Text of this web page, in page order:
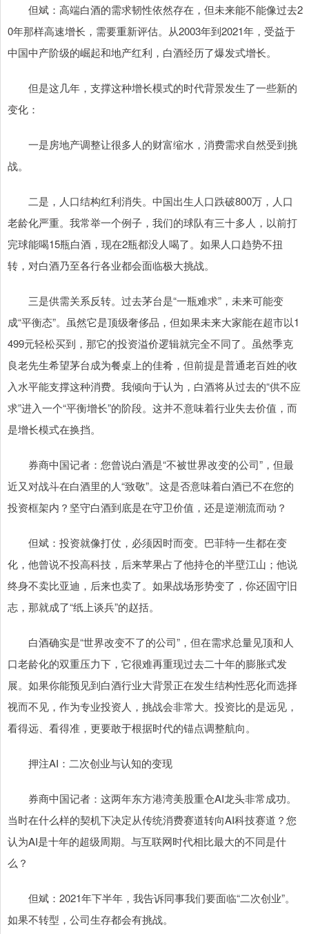
但斌：高端白酒的需求韧性依然存在，但未来能不能像过去2
0年那样高速增长，需要重新评估。从2003年到2021年，受益于
中国中产阶级的崛起和地产红利，白酒经历了爆发式增长。
但是这几年，支撑这种增长模式的时代背景发生了一些新的
变化：
一是房地产调整让很多人的财富缩水，消费需求自然受到挑
战。
二是，人口结构红利消失。中国出生人口跌破800万，人口
老龄化严重。我常举一个例子，我们的球队有三十多人，以前打
完球能喝15瓶白酒，现在2瓶都没人喝了。如果人口趋势不扭
转，对白酒乃至各行各业都会面临极大挑战。
三是供需关系反转。过去茅台是“一瓶难求”，未来可能变
成“平衡态”。虽然它是顶级奢侈品，但如果未来大家能在超市以1
499元轻松买到，那它的投资溢价逻辑就完全不同了。虽然季克
良老先生希望茅台成为餐桌上的佳肴，但前提是普通老百姓的收
入水平能支撑这种消费。我倾向于认为，白酒将从过去的“供不应
求”进入一个“平衡增长”的阶段。这并不意味着行业失去价值，而
是增长模式在换挡。
券商中国记者：您曾说白酒是“不被世界改变的公司”，但最
近又对战斗在白酒里的人“致敬”。这是否意味着白酒已不在您的
投资框架内？坚守白酒到底是在守卫价值，还是逆潮流而动？
但斌：投资就像打仗，必须因时而变。巴菲特一生都在变
化，他曾说不投高科技，后来苹果占了他持仓的半壁江山；他说
终身不卖比亚迪，后来也卖了。如果战场形势变了，你还固守旧
志，那就成了“纸上谈兵”的赵括。
白酒确实是“世界改变不了的公司”，但在需求总量见顶和人
口老龄化的双重压力下，它很难再重现过去二十年的膨胀式发
展。如果你能预见到白酒行业大背景正在发生结构性恶化而选择
视而不见，作为专业投资人，挑战会非常大。投资比的是远见，
看得远、看得准，更要敢于根据时代的锚点调整航向。
押注AI：二次创业与认知的变现
券商中国记者：这两年东方港湾美股重仓AI龙头非常成功。
当时在什么样的契机下决定从传统消费赛道转向AI科技赛道？您
认为AI是十年的超级周期。与互联网时代相比最大的不同是什
么？
但斌：2021年下半年，我告诉同事我们要面临“二次创业”。
如果不转型，公司生存都会有挑战。